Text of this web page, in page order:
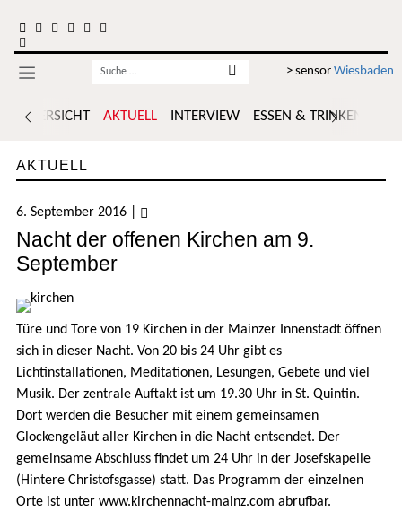
Username > sensor Wiesbaden
ÜBERSICHT AKTUELL INTERVIEW ESSEN & TRINKEN
AKTUELL
6. September 2016
Nacht der offenen Kirchen am 9.
September
Türe und Tore von 19 Kirchen in der Mainzer Innenstadt öffnen
sich in dieser Nacht. Von 20 bis 24 Uhr gibt es
Lichtinstallationen, Meditationen, Lesungen, Gebete und viel
Musik. Der zentrale Auftakt ist um 19.30 Uhr in St. Quintin.
Dort werden die Besucher mit einem gemeinsamen
Glockengeläut aller Kirchen in die Nacht entsendet. Der
gemeinsame Abschluss findet um 24 Uhr in der Josefskapelle
(Hintere Christofsgasse) statt. Das Programm der einzelnen
Orte ist unter www.kirchennacht-mainz.com abrufbar.